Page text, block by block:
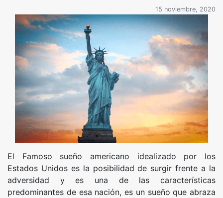
15 noviembre, 2020
El Famoso sueño americano idealizado por los
Estados Unidos es la posibilidad de surgir frente a la
adversidad y es una de las características
predominantes de esa nación, es un sueño que abraza